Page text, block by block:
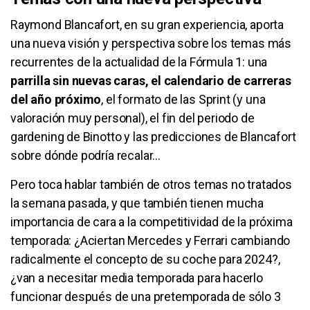
Raymond Blancafort, en su gran experiencia, aporta
una nueva visión y perspectiva sobre los temas más
recurrentes de la actualidad de la Fórmula 1: una
parrilla sin nuevas caras, el calendario de carreras
del año próximo, el formato de las Sprint (y una
valoración muy personal), el fin del periodo de
gardening de Binotto y las predicciones de Blancafort
sobre dónde podría recalar…
Pero toca hablar también de otros temas no tratados
la semana pasada, y que también tienen mucha
importancia de cara a la competitividad de la próxima
temporada: ¿Aciertan Mercedes y Ferrari cambiando
radicalmente el concepto de su coche para 2024?,
¿van a necesitar media temporada para hacerlo
funcionar después de una pretemporada de sólo 3